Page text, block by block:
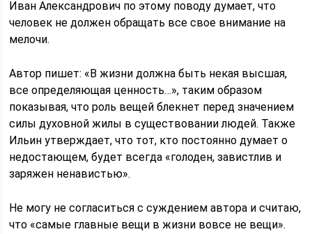
Иван Александрович по этому поводу думает, что
человек не должен обращать все свое внимание на
мелочи.
Автор пишет: «В жизни должна быть некая высшая,
все определяющая ценность…», таким образом
показывая, что роль вещей блекнет перед значением
силы духовной жилы в существовании людей. Также
Ильин утверждает, что тот, кто постоянно думает о
недостающем, будет всегда «голоден, завистлив и
заряжен ненавистью».
Не могу не согласиться с суждением автора и считаю,
что «самые главные вещи в жизни вовсе не вещи».